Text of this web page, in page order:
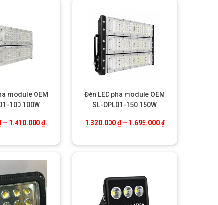
₫ đến 4.455.000 ₫
module OEM
100 100W
– 1.410.000₫Khoảng giá: từ 960.000 ₫ đến 1.410.000 ₫
Đèn LED pha module OEM
SL-DPL01-150 150W
1.320.000₫ – 1.695.000₫Khoảng giá: từ